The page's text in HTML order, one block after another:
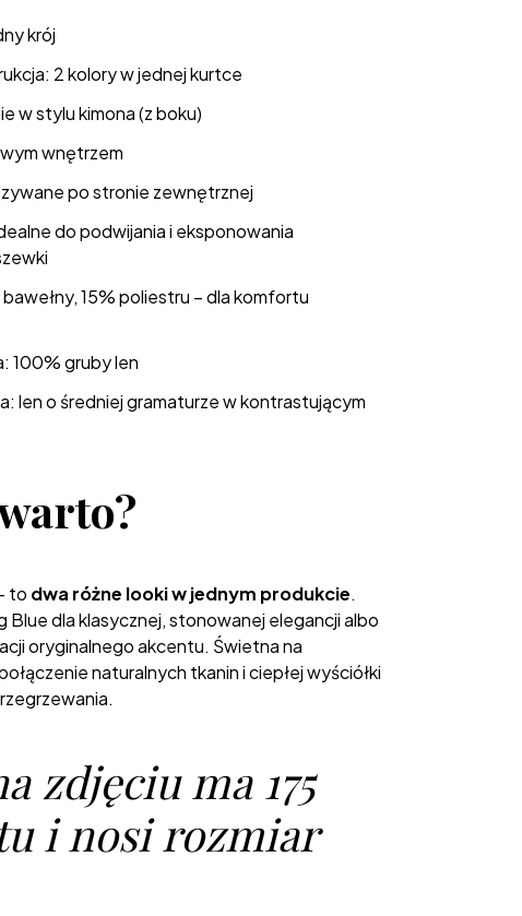
krój
2 kolory w jednej kurtce
w stylu kimona (z boku)
wnętrzem
po stronie zewnętrznej
do podwijania i eksponowania
15% poliestru – dla komfortu
100% gruby len
len o średniej gramaturze w kontrastującym
to dwa różne looki w jednym produkcie.
Blue dla klasycznej, stonowanej elegancji albo
oryginalnego akcentu. Świetna na
naturalnych tkanin i ciepłej wyściółki
zdjęciu ma 175
i nosi rozmiar